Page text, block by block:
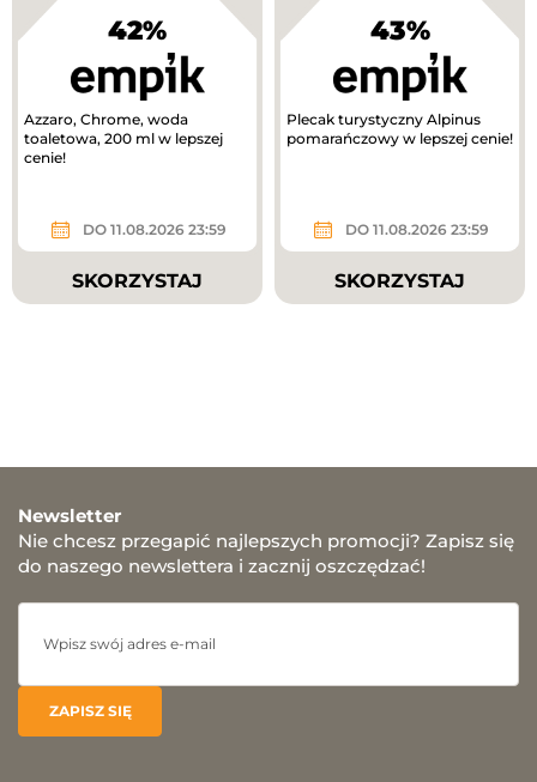
42%
Azzaro, Chrome, woda
toaletowa, 200 ml w lepszej
cenie!
DO 11.08.2026 23:59
SKORZYSTAJ
43%
Plecak turystyczny Alpinus
pomarańczowy w lepszej cenie!
DO 11.08.2026 23:59
SKORZYSTAJ
Newsletter
Nie chcesz przegapić najlepszych promocji? Zapisz się
do naszego newslettera i zacznij oszczędzać!